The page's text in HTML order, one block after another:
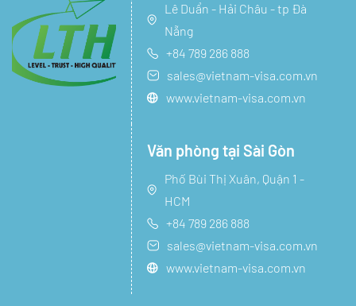
Lê Duẩn - Hải Châu - tp Đà
Nẵng
+84 789 286 888
sales@vietnam-visa.com.vn
www.vietnam-visa.com.vn
Văn phòng tại Sài Gòn
Phố Bùi Thị Xuân, Quận 1 -
HCM
+84 789 286 888
sales@vietnam-visa.com.vn
www.vietnam-visa.com.vn